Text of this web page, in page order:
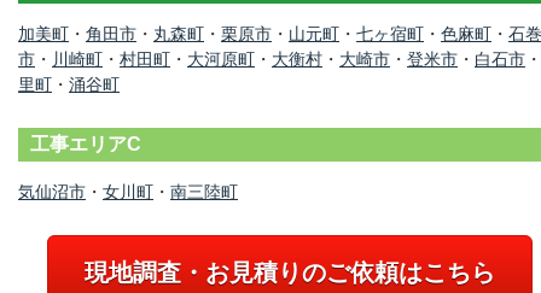
加美町 ・ 角田市 ・ 丸森町 ・ 栗原市 ・ 山元町 ・ 七ヶ宿町 ・ 色麻町 ・ 石巻
市 ・ 川崎町 ・ 村田町 ・ 大河原町 ・ 大衡村 ・ 大崎市 ・ 登米市 ・ 白石市 ・
里町 ・ 涌谷町
工事エリアC
気仙沼市 ・ 女川町 ・ 南三陸町
現地調査・お見積りのご依頼はこちら